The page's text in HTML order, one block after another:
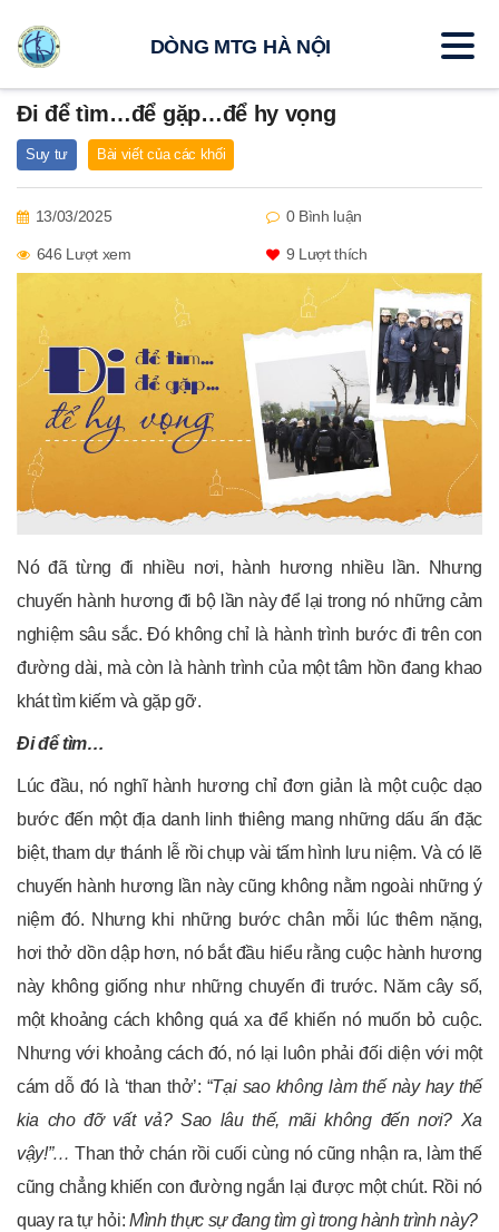
Đi để tìm…để gặp…để hy vọng
Suy tư Bài viết của các khối
13/03/2025 0 Bình luận
646 Lượt xem 9 Lượt thích
Nó đã từng đi nhiều nơi, hành hương nhiều lần. Nhưng
chuyến hành hương đi bộ lần này để lại trong nó những cảm
nghiệm sâu sắc. Đó không chỉ là hành trình bước đi trên con
đường dài, mà còn là hành trình của một tâm hồn đang khao
khát tìm kiếm và gặp gỡ.
Đi để tìm…
Lúc đầu, nó nghĩ hành hương chỉ đơn giản là một cuộc dạo
bước đến một địa danh linh thiêng mang những dấu ấn đặc
biệt, tham dự thánh lễ rồi chụp vài tấm hình lưu niệm. Và có lẽ
chuyến hành hương lần này cũng không nằm ngoài những ý
niệm đó. Nhưng khi những bước chân mỗi lúc thêm nặng,
hơi thở dồn dập hơn, nó bắt đầu hiểu rằng cuộc hành hương
này không giống như những chuyến đi trước. Năm cây số,
một khoảng cách không quá xa để khiến nó muốn bỏ cuộc.
Nhưng với khoảng cách đó, nó lại luôn phải đối diện với một
cám dỗ đó là ‘than thở’: “Tại sao không làm thế này hay thế
kia cho đỡ vất vả? Sao lâu thế, mãi không đến nơi? Xa
vậy!”…Than thở chán rồi cuối cùng nó cũng nhận ra, làm thế
cũng chẳng khiến con đường ngắn lại được một chút. Rồi nó
quay ra tự hỏi: Mình thực sự đang tìm gì trong hành trình này?
DÒNG MTG HÀ NỘI